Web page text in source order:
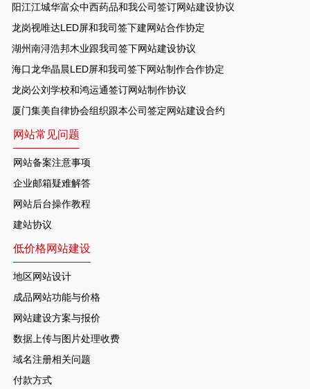
阳江江城华富众中西药品和我公司签订网站建设协议
龙岗视唯达LED屏和我司签下建网站合作协定
湖州南浔浩邦木业跟我司签下网站建设协议
海口龙华晶晨LED屏和我司签下网站制作合作协定
龙岗公刘学校和鸿运通签订网站制作协议
厦门集美自律协会组织跟本公司签定网站建设合约
网站常见问题
网站备案注意事项
企业邮箱疑难解答
网站后台操作教程
建站协议
低价格网站建设
地区网站设计
成品网站功能与价格
网站建设方案与报价
数据上传与图片处理收费
域名注册相关问题
付款方式